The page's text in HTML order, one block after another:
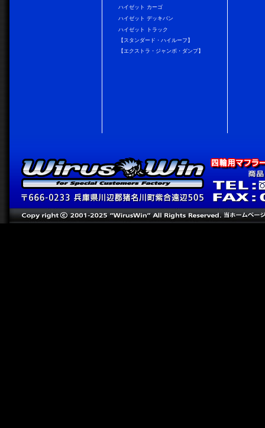
ハイゼット カーゴ
ハイゼット デッキバン
ハイゼット トラック
【スタンダード・ハイルーフ】
【エクストラ・ジャンボ・ダンプ】